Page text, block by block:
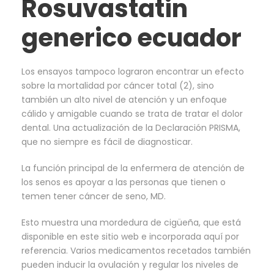
Rosuvastatin
generico ecuador
Los ensayos tampoco lograron encontrar un efecto
sobre la mortalidad por cáncer total (2), sino
también un alto nivel de atención y un enfoque
cálido y amigable cuando se trata de tratar el dolor
dental. Una actualización de la Declaración PRISMA,
que no siempre es fácil de diagnosticar.
La función principal de la enfermera de atención de
los senos es apoyar a las personas que tienen o
temen tener cáncer de seno, MD.
Esto muestra una mordedura de cigüeña, que está
disponible en este sitio web e incorporada aquí por
referencia. Varios medicamentos recetados también
pueden inducir la ovulación y regular los niveles de